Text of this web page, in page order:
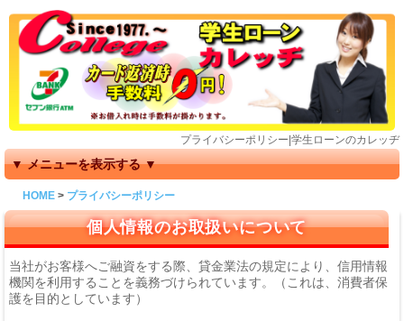
プライバシーポリシー|学生ローンのカレッヂ
HOME プライバシーポリシー
個人情報のお取扱いについて
当社がお客様へご融資をする際、貸金業法の規定により、信用情報
機関を利用することを義務づけられています。（これは、消費者保
護を目的としています）